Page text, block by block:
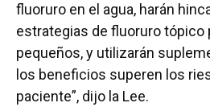
fluoruro en el agua, harán
estrategias de fluoruro tópico
pequeños, y utilizarán
los beneficios superen los
paciente”, dijo la Lee.